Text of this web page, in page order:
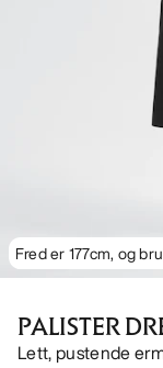
Fred er 177cm, og
PALISTER
Lett, pustende